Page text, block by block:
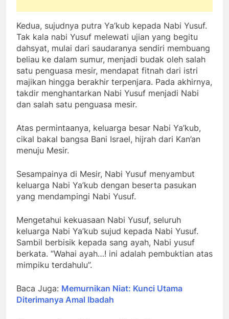
Kedua, sujudnya putra Ya’kub kepada Nabi Yusuf.
Tak kala nabi Yusuf melewati ujian yang begitu
dahsyat, mulai dari saudaranya sendiri membuang
beliau ke dalam sumur, menjadi budak oleh salah
satu penguasa mesir, mendapat fitnah dari istri
majikan hingga berakhir terpenjara. Pada akhirnya,
takdir menghantarkan Nabi Yusuf menjadi Nabi
dan salah satu penguasa mesir.
Atas permintaanya, keluarga besar Nabi Ya’kub,
cikal bakal bangsa Bani Israel, hijrah dari Kan’an
menuju Mesir.
Sesampainya di Mesir, Nabi Yusuf menyambut
keluarga Nabi Ya’kub dengan beserta pasukan
yang mendampingi Nabi Yusuf.
Mengetahui kekuasaan Nabi Yusuf, seluruh
keluarga Nabi Ya’kub sujud kepada Nabi Yusuf.
Sambil berbisik kepada sang ayah, Nabi yusuf
berkata. “Wahai ayah…! ini adalah pembuktian atas
mimpiku terdahulu”.
Baca Juga: Memurnikan Niat: Kunci Utama
Diterimanya Amal Ibadah